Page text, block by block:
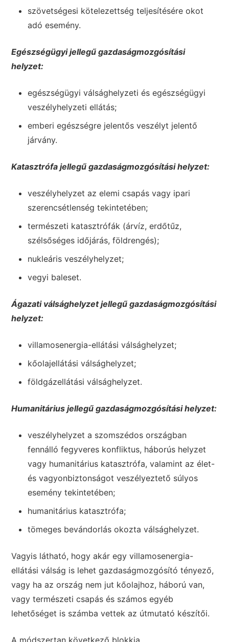
szövetségesi kötelezettség teljesítésére okot
adó esemény.
Egészségügyi jellegű gazdaságmozgósítási
helyzet:
egészségügyi válsághelyzeti és egészségügyi
veszélyhelyzeti ellátás;
emberi egészségre jelentős veszélyt jelentő
járvány.
Katasztrófa jellegű gazdaságmozgósítási helyzet:
veszélyhelyzet az elemi csapás vagy ipari
szerencsétlenség tekintetében;
természeti katasztrófák (árvíz, erdőtűz,
szélsőséges időjárás, földrengés);
nukleáris veszélyhelyzet;
vegyi baleset.
Ágazati válsághelyzet jellegű gazdaságmozgósítási
helyzet:
villamosenergia-ellátási válsághelyzet;
kőolajellátási válsághelyzet;
földgázellátási válsághelyzet.
Humanitárius jellegű gazdaságmozgósítási helyzet:
veszélyhelyzet a szomszédos országban
fennálló fegyveres konfliktus, háborús helyzet
vagy humanitárius katasztrófa, valamint az élet-
és vagyonbiztonságot veszélyeztető súlyos
esemény tekintetében;
humanitárius katasztrófa;
tömeges bevándorlás okozta válsághelyzet.
Vagyis látható, hogy akár egy villamosenergia-
ellátási válság is lehet gazdaságmozgósító tényező,
vagy ha az ország nem jut kőolajhoz, háború van,
vagy természeti csapás és számos egyéb
lehetőséget is számba vettek az útmutató készítői.
A módszertan következő blokkja